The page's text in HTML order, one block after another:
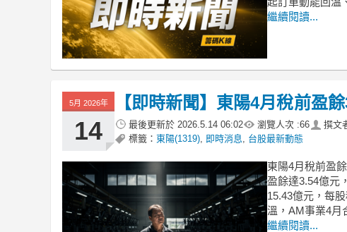
繼續閱讀...
5月 2026年
14
【即時新聞】東陽4月稅前盈
最後更新於 2026.5.14 06:02 瀏覽人次 :66 撰文
標籤： 東陽(1319) 即時消息 台股最新動態
東陽4月稅前盈
盈餘達3.54億元
15.43億元，每
溫，AM事業4月
繼續閱讀...